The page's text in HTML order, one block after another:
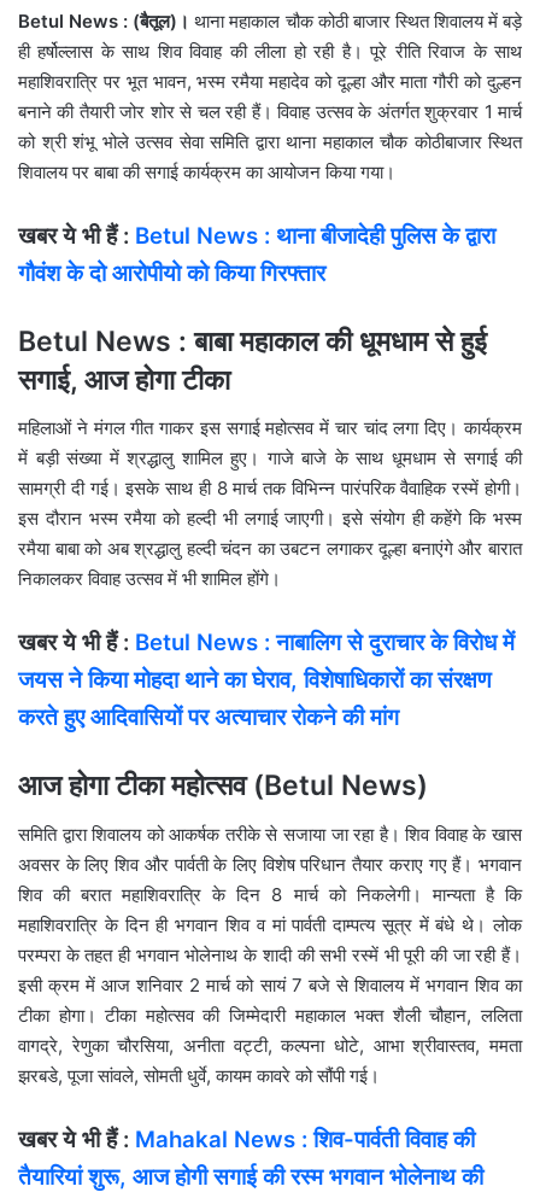
Betul News : (बैतूल)। थाना महाकाल चौक कोठी बाजार स्थित शिवालय में बड़े
ही हर्षोल्लास के साथ शिव विवाह की लीला हो रही है। पूरे रीति रिवाज के साथ
महाशिवरात्रि पर भूत भावन, भस्म रमैया महादेव को दूल्हा और माता गौरी को दुल्हन
बनाने की तैयारी जोर शोर से चल रही हैं। विवाह उत्सव के अंतर्गत शुक्रवार 1 मार्च
को श्री शंभू भोले उत्सव सेवा समिति द्वारा थाना महाकाल चौक कोठीबाजार स्थित
शिवालय पर बाबा की सगाई कार्यक्रम का आयोजन किया गया।
खबर ये भी हैं : Betul News : थाना बीजादेही पुलिस के द्वारा
गौवंश के दो आरोपीयो को किया गिरफ्तार
Betul News : बाबा महाकाल की धूमधाम से हुई
सगाई, आज होगा टीका
महिलाओं ने मंगल गीत गाकर इस सगाई महोत्सव में चार चांद लगा दिए। कार्यक्रम
में बड़ी संख्या में श्रद्धालु शामिल हुए। गाजे बाजे के साथ धूमधाम से सगाई की
सामग्री दी गई। इसके साथ ही 8 मार्च तक विभिन्न पारंपरिक वैवाहिक रस्में होगी।
इस दौरान भस्म रमैया को हल्दी भी लगाई जाएगी। इसे संयोग ही कहेंगे कि भस्म
रमैया बाबा को अब श्रद्धालु हल्दी चंदन का उबटन लगाकर दूल्हा बनाएंगे और बारात
निकालकर विवाह उत्सव में भी शामिल होंगे।
खबर ये भी हैं : Betul News : नाबालिग से दुराचार के विरोध में
जयस ने किया मोहदा थाने का घेराव, विशेषाधिकारों का संरक्षण
करते हुए आदिवासियों पर अत्याचार रोकने की मांग
आज होगा टीका महोत्सव (Betul News)
समिति द्वारा शिवालय को आकर्षक तरीके से सजाया जा रहा है। शिव विवाह के खास
अवसर के लिए शिव और पार्वती के लिए विशेष परिधान तैयार कराए गए हैं। भगवान
शिव की बरात महाशिवरात्रि के दिन 8 मार्च को निकलेगी। मान्यता है कि
महाशिवरात्रि के दिन ही भगवान शिव व मां पार्वती दाम्पत्य सूत्र में बंधे थे। लोक
परम्परा के तहत ही भगवान भोलेनाथ के शादी की सभी रस्में भी पूरी की जा रही हैं।
इसी क्रम में आज शनिवार 2 मार्च को सायं 7 बजे से शिवालय में भगवान शिव का
टीका होगा। टीका महोत्सव की जिम्मेदारी महाकाल भक्त शैली चौहान, ललिता
वागद्रे, रेणुका चौरसिया, अनीता वट्टी, कल्पना धोटे, आभा श्रीवास्तव, ममता
झरबडे, पूजा सांवले, सोमती धुर्वे, कायम कावरे को सौंपी गई।
खबर ये भी हैं : Mahakal News : शिव-पार्वती विवाह की
तैयारियां शुरू, आज होगी सगाई की रस्म भगवान भोलेनाथ की